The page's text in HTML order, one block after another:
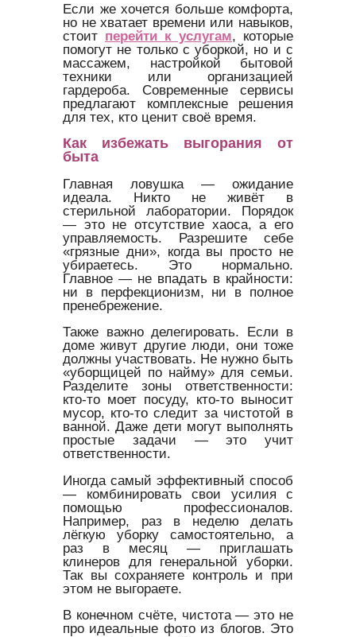
Если же хочется больше комфорта,
но не хватает времени или навыков,
стоит перейти к услугам, которые
помогут не только с уборкой, но и с
массажем, настройкой бытовой
техники или организацией
гардероба. Современные сервисы
предлагают комплексные решения
для тех, кто ценит своё время.
Как избежать выгорания от
быта
Главная ловушка — ожидание
идеала. Никто не живёт в
стерильной лаборатории. Порядок
— это не отсутствие хаоса, а его
управляемость. Разрешите себе
«грязные дни», когда вы просто не
убираетесь. Это нормально.
Главное — не впадать в крайности:
ни в перфекционизм, ни в полное
пренебрежение.
Также важно делегировать. Если в
доме живут другие люди, они тоже
должны участвовать. Не нужно быть
«уборщицей по найму» для семьи.
Разделите зоны ответственности:
кто-то моет посуду, кто-то выносит
мусор, кто-то следит за чистотой в
ванной. Даже дети могут выполнять
простые задачи — это учит
ответственности.
Иногда самый эффективный способ
— комбинировать свои усилия с
помощью профессионалов.
Например, раз в неделю делать
лёгкую уборку самостоятельно, а
раз в месяц — приглашать
клинеров для генеральной уборки.
Так вы сохраняете контроль и при
этом не выгораете.
В конечном счёте, чистота — это не
про идеальные фото из блогов. Это